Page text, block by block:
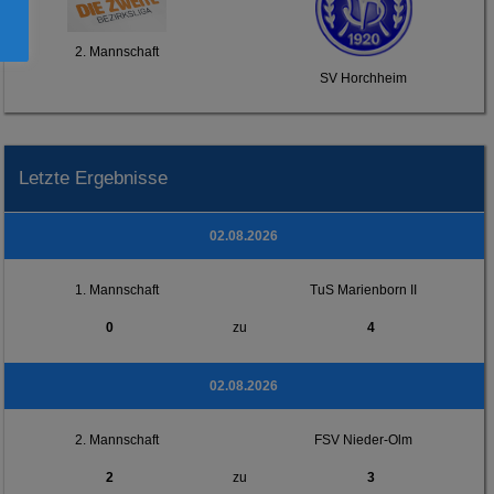
2. Mannschaft
SV Horchheim
Letzte Ergebnisse
02.08.2026
1. Mannschaft TuS Marienborn II
0 zu 4
02.08.2026
2. Mannschaft FSV Nieder-Olm
2 zu 3